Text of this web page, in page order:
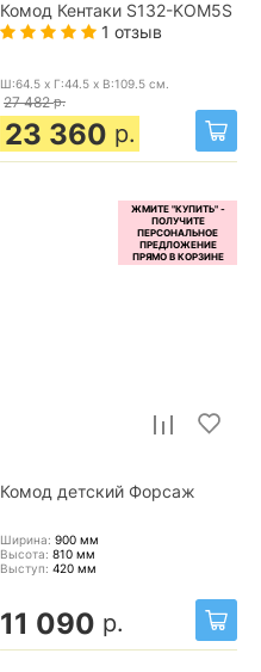
Комод Кентаки S132-KOM5S
1 отзыв
Ш:64.5 x Г:44.5 x В:109.5 см.
27 482 р.
23 360 р.
Комод детский Форсаж
Ширина: 900 мм
Высота: 810 мм
Выступ: 420 мм
11 090 р.